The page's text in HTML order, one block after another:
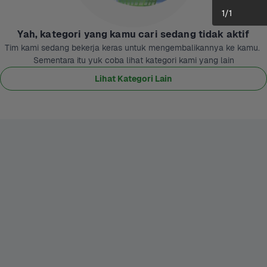
Yah, kategori yang kamu cari sedang tidak aktif
Tim kami sedang bekerja keras untuk mengembalikannya ke kamu.
Sementara itu yuk coba lihat kategori kami yang lain
Lihat Kategori Lain
1/1